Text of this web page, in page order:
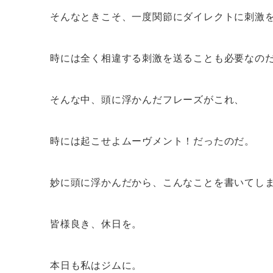
そんなときこそ、一度関節にダイレクトに刺激を
時には全く相違する刺激を送ることも必要なのだ
そんな中、頭に浮かんだフレーズがこれ、
時には起こせよムーヴメント！だったのだ。
妙に頭に浮かんだから、こんなことを書いてしま
皆様良き、休日を。
本日も私はジムに。